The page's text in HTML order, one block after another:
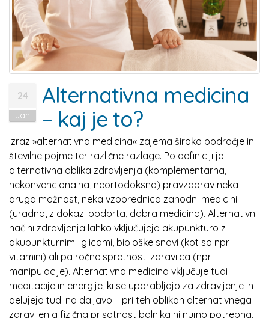
24
Jan
Alternativna medicina
– kaj je to?
Izraz »alternativna medicina« zajema široko področje in
številne pojme ter različne razlage. Po definiciji je
alternativna oblika zdravljenja (komplementarna,
nekonvencionalna, neortodoksna) pravzaprav neka
druga možnost, neka vzporednica zahodni medicini
(uradna, z dokazi podprta, dobra medicina). Alternativni
načini zdravljenja lahko vključujejo akupunkturo z
akupunkturnimi iglicami, biološke snovi (kot so npr.
vitamini) ali pa ročne spretnosti zdravilca (npr.
manipulacije). Alternativna medicina vključuje tudi
meditacije in energije, ki se uporabljajo za zdravljenje in
delujejo tudi na daljavo – pri teh oblikah alternativnega
zdravljenja fizična prisotnost bolnika ni nujno potrebna.